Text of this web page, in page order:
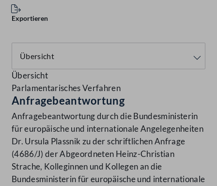
Exportieren
Übersicht
Parlamentarisches Verfahren
Anfragebeantwortung
Anfragebeantwortung durch die Bundesministerin
für europäische und internationale Angelegenheiten
Dr. Ursula Plassnik zu der schriftlichen Anfrage
(4686/J) der Abgeordneten Heinz-Christian
Strache, Kolleginnen und Kollegen an die
Bundesministerin für europäische und internationale